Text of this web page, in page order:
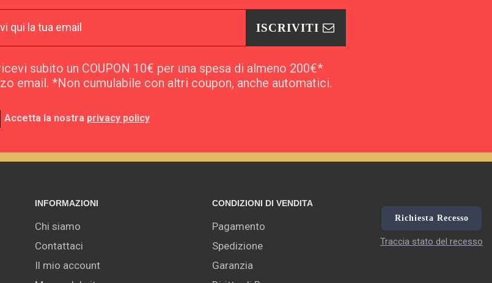
ISCRIVITI
subito un COUPON 10€ per una spesa di almeno 200€*
email. *Non cumulabile con altri coupon, anche automatici.
Accetta la nostra privacy policy
INFORMAZIONI
Chi siamo
Contattaci
Il mio account
CONDIZIONI DI VENDITA
Pagamento
Spedizione
Garanzia
Richiesta Recesso
Traccia stato del recesso